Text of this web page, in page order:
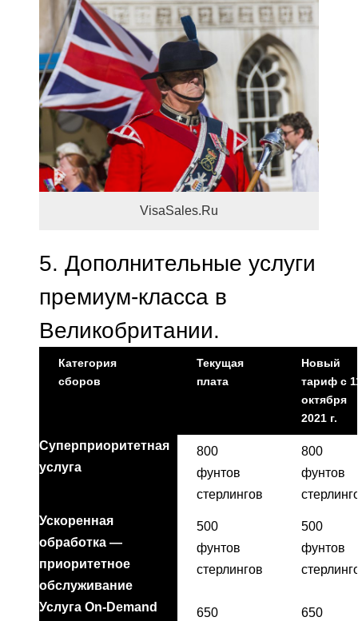
VisaSales.Ru
5. Дополнительные услуги
премиум-класса в
Великобритании.
Категория
сборов
Текущая
плата
Новый
тариф с
октября
2021 г.
Суперприоритетная
услуга
800
фунтов
стерлингов
800
фунтов
Ускоренная
обработка —
приоритетное
обслуживание
500
фунтов
стерлингов
500
фунтов
Услуга On-Demand
650
650